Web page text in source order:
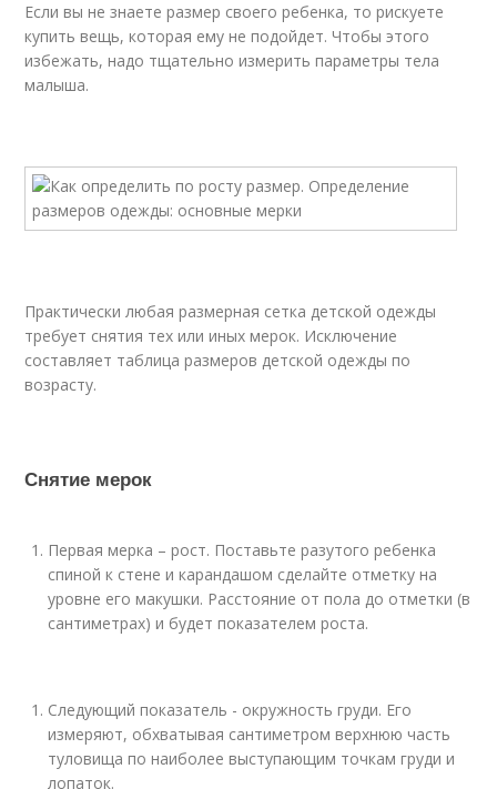
Если вы не знаете размер своего ребенка, то рискуете
купить вещь, которая ему не подойдет. Чтобы этого
избежать, надо тщательно измерить параметры тела
малыша.
Практически любая размерная сетка детской одежды
требует снятия тех или иных мерок. Исключение
составляет таблица размеров детской одежды по
возрасту.
Снятие мерок
Первая мерка – рост. Поставьте разутого ребенка
спиной к стене и карандашом сделайте отметку на
уровне его макушки. Расстояние от пола до отметки (в
сантиметрах) и будет показателем роста.
Следующий показатель - окружность груди. Его
измеряют, обхватывая сантиметром верхнюю часть
туловища по наиболее выступающим точкам груди и
лопаток.